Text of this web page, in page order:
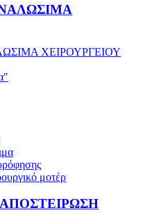
ΧΕΙΡΟΥΡΓΕΙΟΥ
μοτέρ